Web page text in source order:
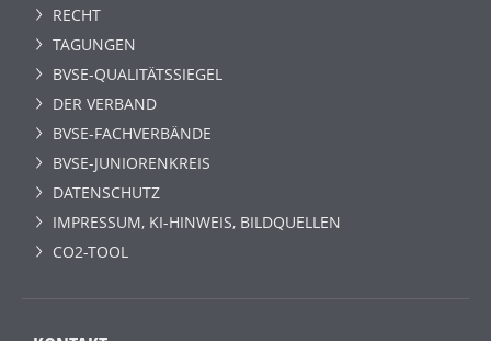
RECHT
TAGUNGEN
BVSE-QUALITÄTSSIEGEL
DER VERBAND
BVSE-FACHVERBÄNDE
BVSE-JUNIORENKREIS
DATENSCHUTZ
IMPRESSUM, KI-HINWEIS, BILDQUELLEN
CO2-TOOL